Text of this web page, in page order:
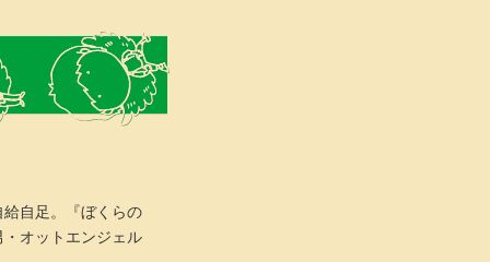
自足。『ぼくらの
オットエンジェル